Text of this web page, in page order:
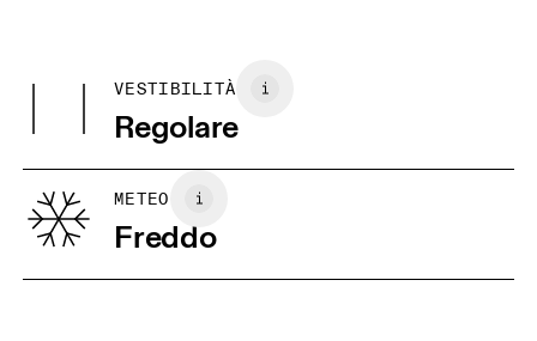
Le tue misure in centimetri
GUIDA ALLE TAGLIE - ABBIGLIAMENTO UOMO
TORACE
Paese d'origine
Vietnam
VESTIBILITÀ
Regolare
METEO
Freddo